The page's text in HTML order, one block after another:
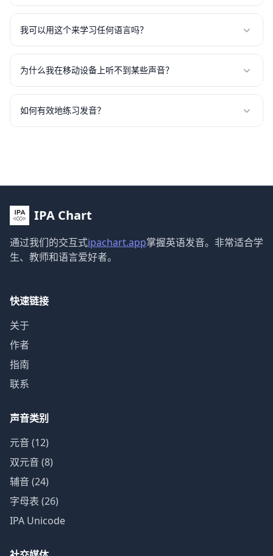
我们的录音代表标准发音，但请记住实际发音会因口音、方言
和上下文而有所不同。这些声音作为学习语音学的一般指南。
我可以用这个来学习任何语言吗？
虽然此表专注于英语声音，但IPA符号是通用的。许多这些声
音出现在其他语言中，使其成为多语言学习者的宝贵资源。
为什么我在移动设备上听不到某些声音？
确保您的设备音量已打开并且您有稳定的互联网连接。某些移
动浏览器可能需要用户交互才能播放音频。尝试再次点击声音
如何有效地练习发音？
IPA Chart
通过我们的交互式ipachart.app掌握英语发音。非常适合学
生、教师和语言爱好者。
快速链接
关于
作者
指南
联系
声音类别
元音 (12)
双元音 (8)
辅音 (24)
字母表 (26)
IPA Unicode